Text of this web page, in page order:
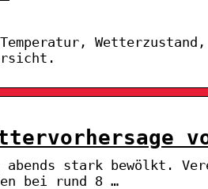
Wetterzustand,
stark bewölkt.
bei rund 8 …